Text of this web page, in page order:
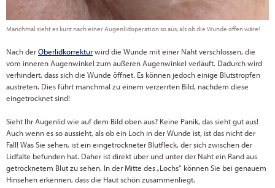
Manchmal sieht es kurz nach einer Augenlidoperation so aus, als ob die Wunde offen wäre!
Nach derOberlidkorrekturwird die Wunde mit einer Naht verschlossen, die
vom inneren Augenwinkel zum äußeren Augenwinkel verläuft. Dadurch wird
verhindert, dass sich die Wunde öffnet. Es können jedoch einige Blutstropfen
austreten. Dies führt manchmal zu einem verzerrten Bild, nachdem diese
eingetrocknet sind!
Sieht Ihr Augenlid wie auf dem Bild oben aus? Keine Panik, das sieht gut aus!
Auch wenn es so aussieht, als ob ein Loch in der Wunde ist, ist das nicht der
Fall! Was Sie sehen, ist ein eingetrockneter Blutfleck, der sich zwischen der
Lidfalte befunden hat. Daher ist direkt über und unter der Naht ein Rand aus
getrocknetem Blut zu sehen. In der Mitte des „Lochs“ können Sie bei genauem
Hinsehen erkennen, dass die Haut schön zusammenliegt.